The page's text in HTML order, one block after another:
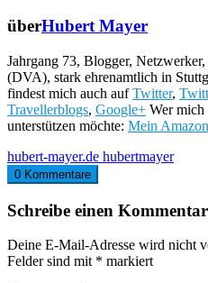
überHubert Mayer
Jahrgang 73, Blogger,
(DVA), stark ehrenamtlich in
findest mich auch aufTwitter,
Travellerblogs, Google+ Wer mich
unterstützen möchte: Mein
hubert-mayer.de hubertmayer
0 Kommentare
Schreibe einen Kommentar
Deine E-Mail-Adresse wird nicht
Felder sind mit * markiert